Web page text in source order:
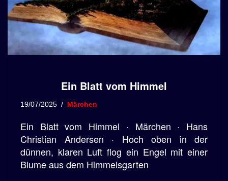
Ein Blatt vom Himmel
19/07/2025 Märchen
Ein Blatt vom Himmel · Märchen · Hans
Christian Andersen · Hoch oben in der
dünnen, klaren Luft flog ein Engel mit einer
Blume aus dem Himmelsgarten